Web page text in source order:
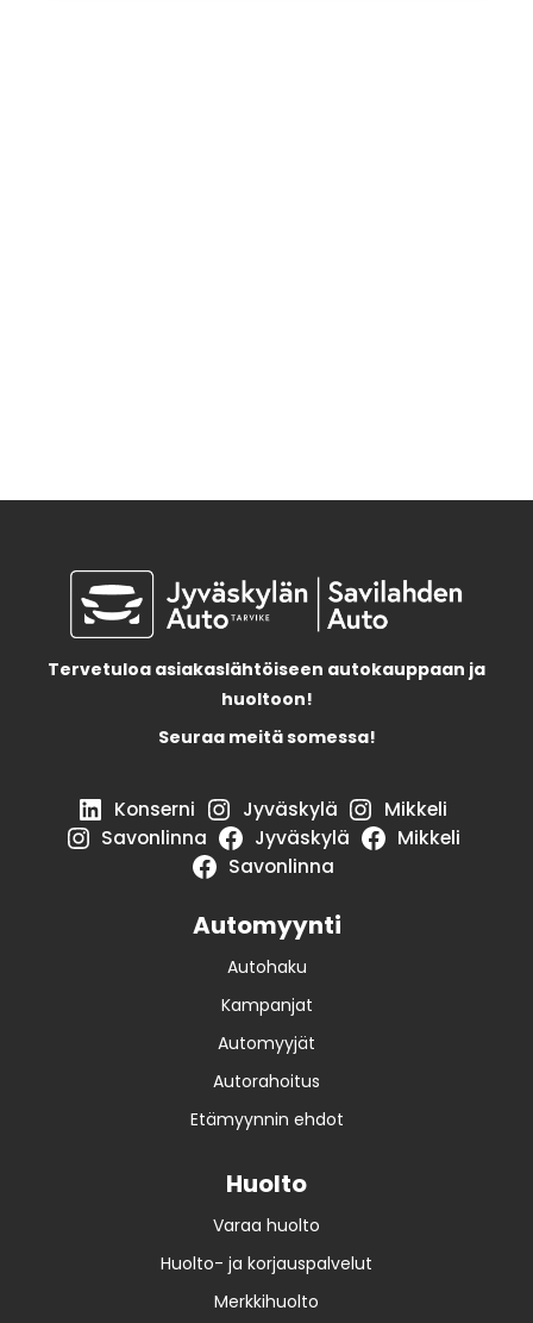
Tervetuloa asiakaslähtöiseen autokauppaan ja
huoltoon!
Seuraa meitä somessa!
Konserni Jyväskylä
Mikkeli
Savonlinna
Jyväskylä
Mikkeli
Savonlinna
Automyynti
Autohaku
Kampanjat
Automyyjät
Autorahoitus
Etämyynnin ehdot
Huolto
Varaa huolto
Huolto- ja korjauspalvelut
Merkkihuolto